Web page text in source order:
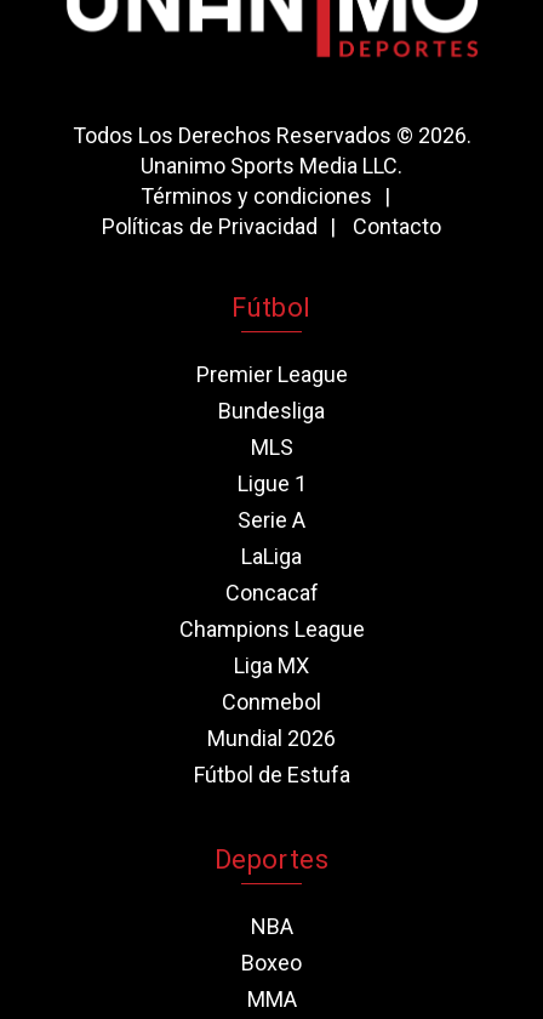
Todos Los Derechos Reservados © 2026.
Unanimo Sports Media LLC.
Términos y condiciones
Políticas de Privacidad
Contacto
Fútbol
Premier League
Bundesliga
MLS
Ligue 1
Serie A
LaLiga
Concacaf
Champions League
Liga MX
Conmebol
Mundial 2026
Fútbol de Estufa
Deportes
NBA
Boxeo
MMA